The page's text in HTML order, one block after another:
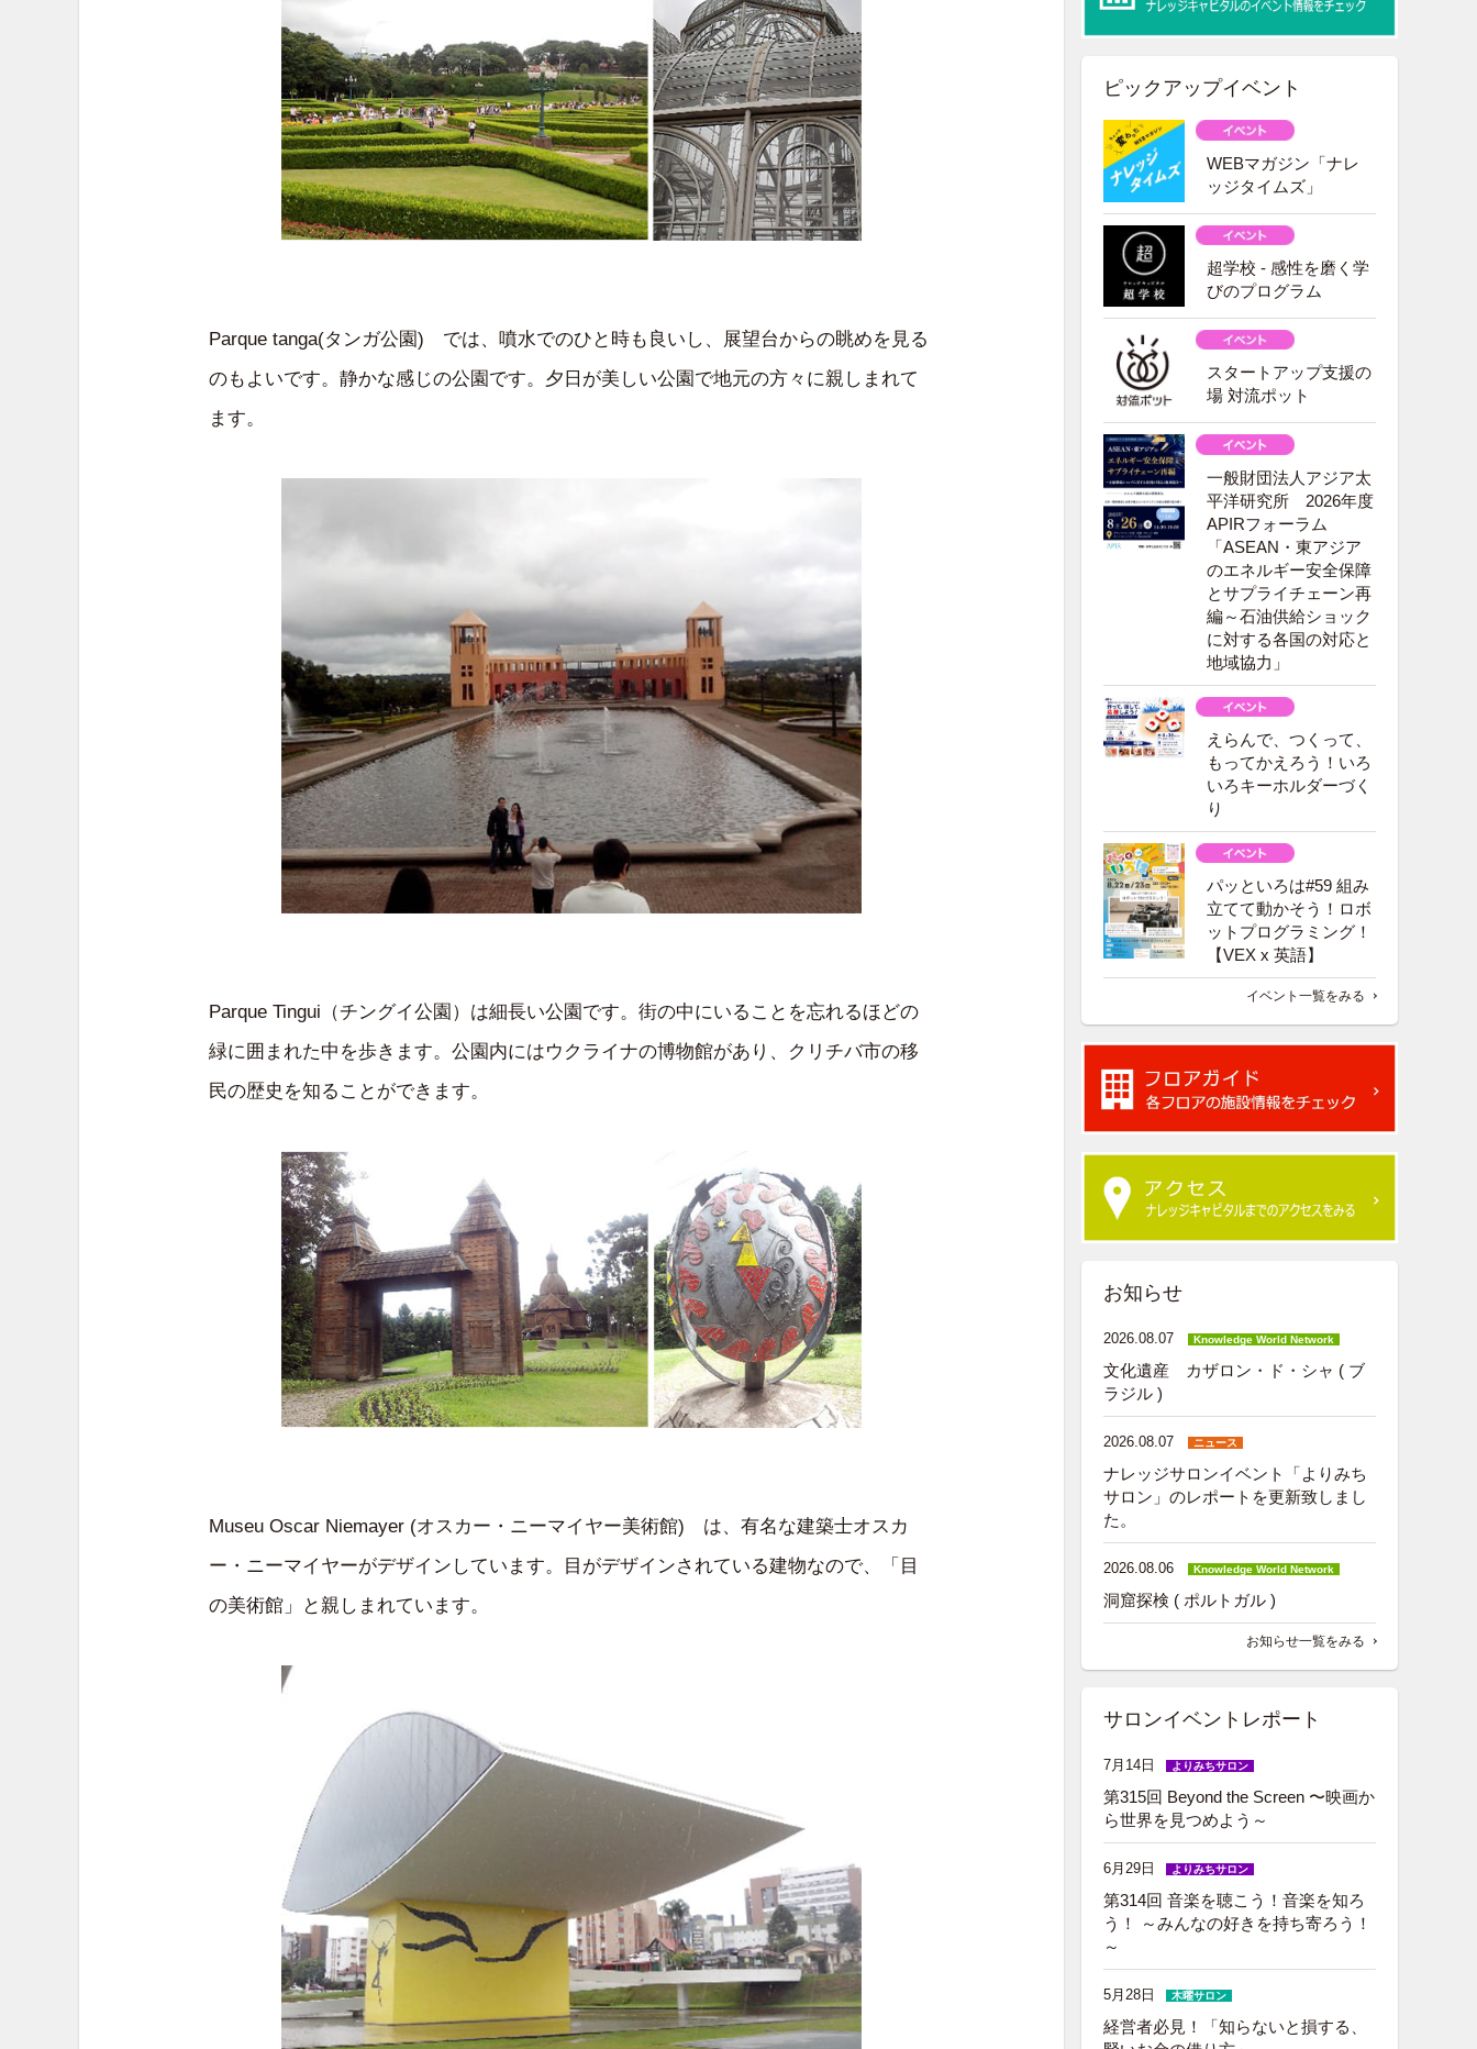
Parque tanga(タンガ公園) では、噴水でのひと時も良いし、展望台からの眺めを見る
のもよいです。静かな感じの公園です。夕日が美しい公園で地元の方々に親しまれて
ます。
Parque Tingui（チングイ公園）は細長い公園です。街の中にいることを忘れるほどの
緑に囲まれた中を歩きます。公園内にはウクライナの博物館があり、クリチバ市の移
民の歴史を知ることができます。
Museu Oscar Niemayer (オスカー・ニーマイヤー美術館) は、有名な建築士オスカ
ー・ニーマイヤーがデザインしています。目がデザインされている建物なので、「目
の美術館」と親しまれています。
ピックアップイベント
WEBマガジン「ナレ
ッジタイムズ」
超学校 - 感性を磨く学
びのプログラム
スタートアップ支援の
場 対流ポット
一般財団法人アジア太
平洋研究所 2026年度
APIRフォーラム
「ASEAN・東アジア
のエネルギー安全保障
とサプライチェーン再
編～石油供給ショック
に対する各国の対応と
地域協力」
えらんで、つくって、
もってかえろう！いろ
いろキーホルダーづく
り
パッといろは#59 組み
立てて動かそう！ロボ
ットプログラミング！
【VEX x 英語】
イベント一覧をみる
お知らせ
2026.08.07 Knowledge World Network
文化遺産 カザロン・ド・シャ ( ブ
ラジル )
2026.08.07 ニュース
ナレッジサロンイベント「よりみち
サロン」のレポートを更新致しまし
た。
2026.08.06 Knowledge World Network
洞窟探検 ( ポルトガル )
お知らせ一覧をみる
サロンイベントレポート
7月14日 よりみちサロン
第315回 Beyond the Screen 〜映画か
ら世界を見つめよう～
6月29日 よりみちサロン
第314回 音楽を聴こう！音楽を知ろ
う！ ～みんなの好きを持ち寄ろう！
～
5月28日 木曜サロン
経営者必見！「知らないと損する、